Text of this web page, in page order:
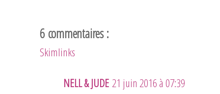
6 commentaires :
Skimlinks
NELL & JUDE21 juin 2016 à 07:39